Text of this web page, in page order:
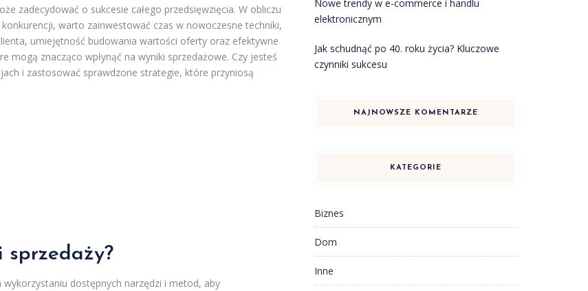
zadecydować o sukcesie całego przedsięwzięcia. W obliczu
warto zainwestować czas w nowoczesne techniki,
umiejętność budowania wartości oferty oraz efektywne
znacząco wpłynąć na wyniki sprzedażowe. Czy jesteś
i zastosować sprawdzone strategie, które przyniosą
sprzedaży?
dostępnych narzędzi i metod, aby
Nowe trendy w e-commerce i handlu
elektronicznym
Jak schudnąć po 40. roku życia? Kluczowe
czynniki sukcesu
NAJNOWSZE KOMENTARZE
KATEGORIE
Biznes
Dom
Inne